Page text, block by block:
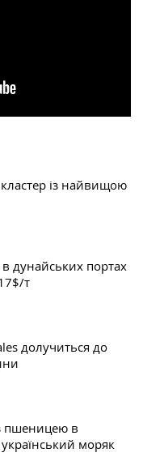
із найвищою
дунайських портах
т
долучиться до
пшеницею в
моряк